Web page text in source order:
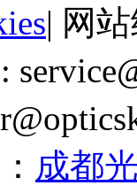
| 网
成都